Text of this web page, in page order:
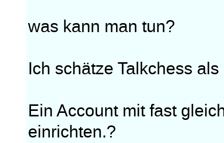
was kann man tun?
Ich schätze Talkchess
Ein Account mit fast
einrichten.?